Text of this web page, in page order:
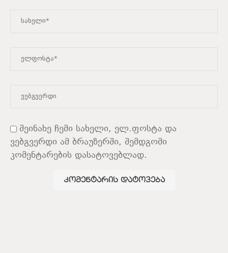
შეინახე ჩემი სახელი, ელ.ფოსტა და
ვებგვერდი ამ ბრაუზერში, შემდგომი
კომენტარების დასატოვებლად.